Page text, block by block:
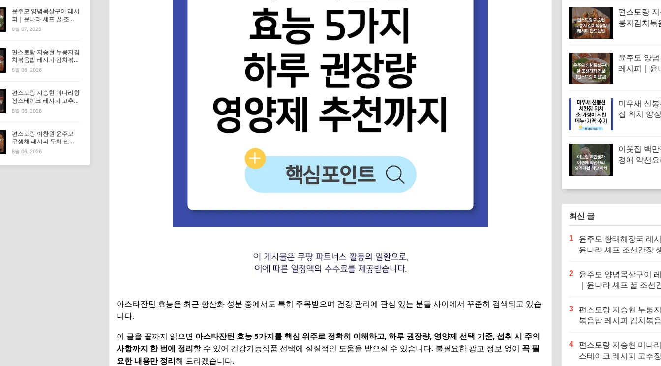
아스타잔틴 효능은 최근 항산화 성분 중에서도 특히 주목받으며 건강 관리에 관심 있는 분들 사이에서 꾸준히 검색되고 있습
니다.
이 글을 끝까지 읽으면 아스타잔틴 효능 5가지를 핵심 위주로 정확히 이해하고, 하루 권장량, 영양제 선택 기준, 섭취 시 주의
사항까지 한 번에 정리할 수 있어 건강기능식품 선택에 실질적인 도움을 받으실 수 있습니다. 불필요한 광고 정보 없이 꼭 필
요한 내용만 정리해 드리겠습니다.
편스토랑
룽지김치볶
윤주모 양
레시피｜윤
미우새 신
집 위치 양
기
이웃집 백
경애 약선
보
최신 글
1
윤주모 황태해장국 레
윤나라 셰프 조선간장
2
윤주모 양념목살구이
｜윤나라 셰프 꿀 조선
3
편스토랑 지승현 누룽
볶음밥 레시피 김치볶
4
편스토랑 지승현 미나
스테이크 레시피 고추
윤주모 양념목살구이 레시
피｜윤나라 셰프 꿀 조선
간장 정보 (편스토랑 이찬
8월 07, 2026
편스토랑 지승현 누룽지김
치볶음밥 레시피 김치볶음
밥 만드는법
8월 06, 2026
편스토랑 지승현 미나리항
정스테이크 레시피 고추장
마요소스 만드는법
8월 06, 2026
편스토랑 이찬원 윤주모
무생채 레시피 무채 만드
는법
8월 06, 2026